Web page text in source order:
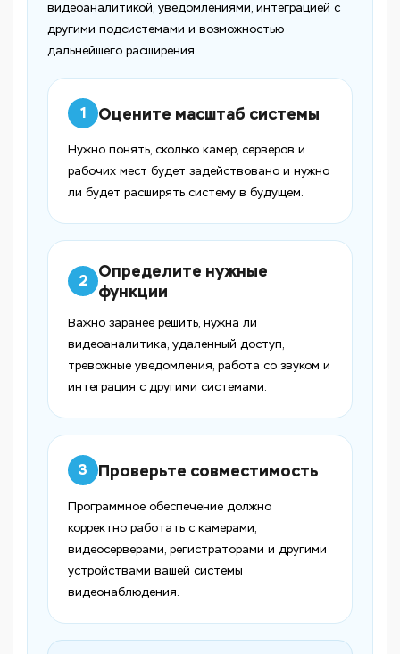
видеоаналитикой, уведомлениями, интеграцией с
другими подсистемами и возможностью
дальнейшего расширения.
1 Оцените масштаб системы
Нужно понять, сколько камер, серверов и
рабочих мест будет задействовано и нужно
ли будет расширять систему в будущем.
2
Определите нужные
функции
Важно заранее решить, нужна ли
видеоаналитика, удаленный доступ,
тревожные уведомления, работа со звуком и
интеграция с другими системами.
3 Проверьте совместимость
Программное обеспечение должно
корректно работать с камерами,
видеосерверами, регистраторами и другими
устройствами вашей системы
видеонаблюдения.